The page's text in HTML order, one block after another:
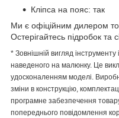
Кліпса на пояс: так
Ми є офіційним дилером
Остерігайтесь підробок та
* Зовнішній вигляд інструменту
наведеного на малюнку. Це
удосконаленням моделі.
зміни в конструкцію,
програмне забезпечення
попереднього повідомлення